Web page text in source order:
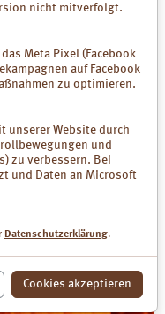
Gewächs Asiens. Er
Silizium in Form von
Bindegewebe.
nicht mitverfolgt.
Meta Pixel (Facebook
auf Facebook
zu optimieren.
unserer Website durch
und
zu verbessern. Bei
und Daten an Microsoft
Datenschutzerklärung.
Cookies akzeptieren